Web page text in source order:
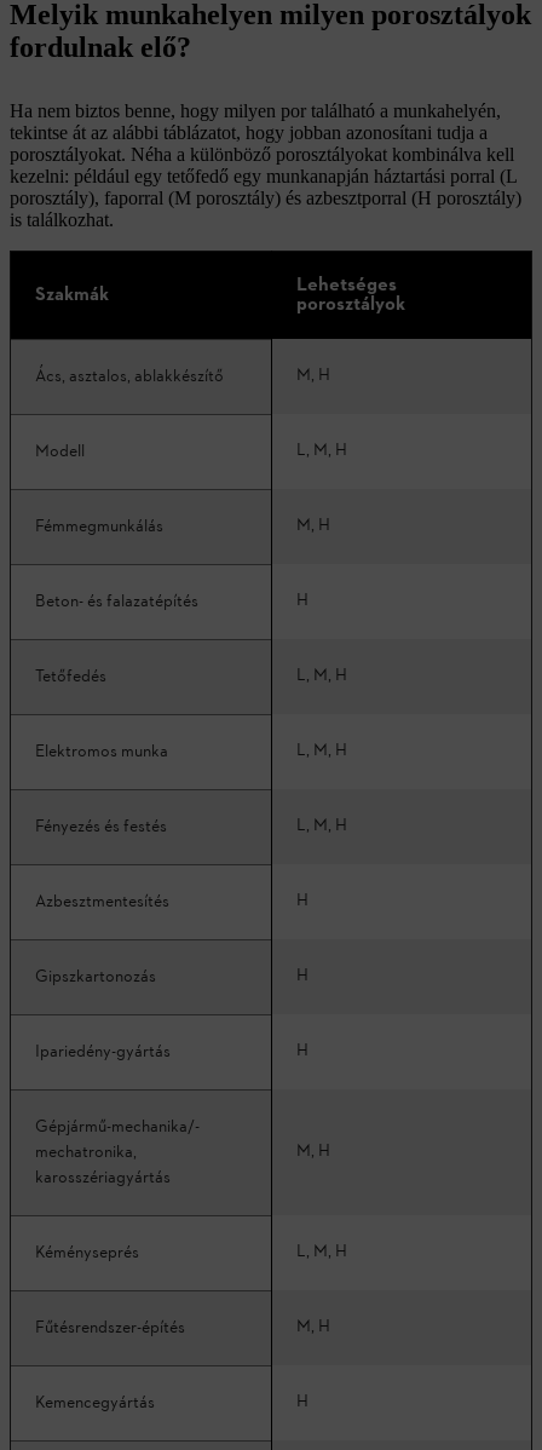
Melyik munkahelyen milyen porosztályok
fordulnak elő?
Ha nem biztos benne, hogy milyen por található a munkahelyén,
tekintse át az alábbi táblázatot, hogy jobban azonosítani tudja a
porosztályokat. Néha a különböző porosztályokat kombinálva kell
kezelni: például egy tetőfedő egy munkanapján háztartási porral (L
porosztály), faporral (M porosztály) és azbesztporral (H porosztály)
is találkozhat.
Szakmák Lehetséges
porosztályok
Ács, asztalos, ablakkészítő M, H
Modell L, M, H
Fémmegmunkálás M, H
Beton- és falazatépítés H
Tetőfedés L, M, H
Elektromos munka L, M, H
Fényezés és festés L, M, H
Azbesztmentesítés H
Gipszkartonozás H
Ipariedény-gyártás H
Gépjármű-mechanika/-
mechatronika,
karosszériagyártás
M, H
Kéményseprés L, M, H
Fűtésrendszer-építés M, H
Kemencegyártás H